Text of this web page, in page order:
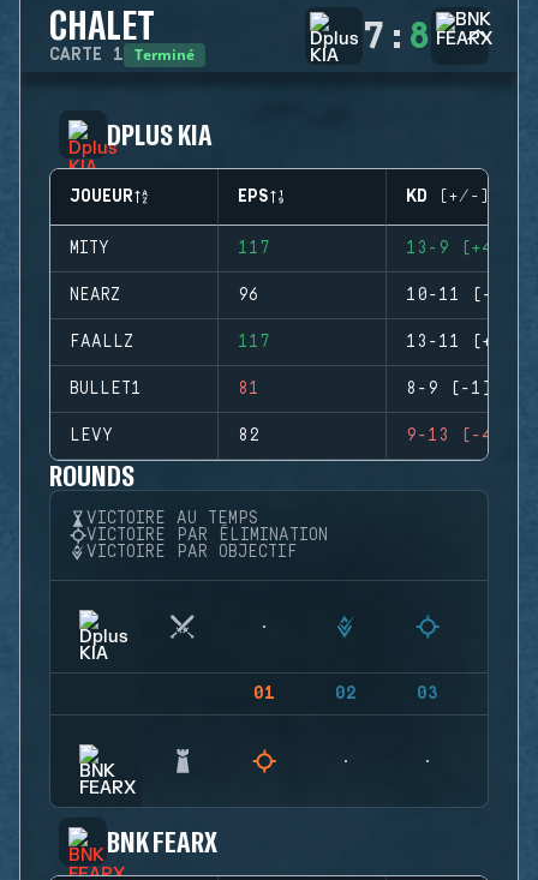
CHALET
CARTE 1 Terminé 7 : 8
DPLUS KIA
JOUEUR EPS KD (+/-)
MITY 117 13-9 (+4)
NEARZ 96 10-11 (-1)
FAALLZ 117 13-11 (+2)
BULLET1 81 8-9 (-1)
LEVY 82 9-13 (-4)
ROUNDS
VICTOIRE AU TEMPS
VICTOIRE PAR ÉLIMINATION
VICTOIRE PAR OBJECTIF
01 02 03
BNK FEARX